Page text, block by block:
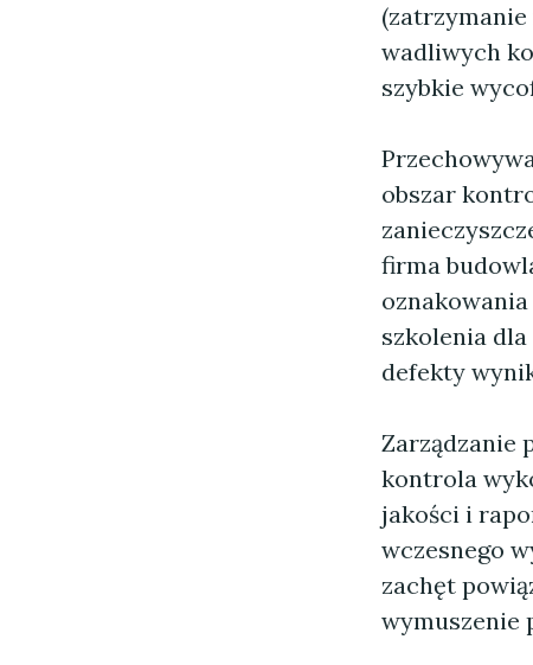
wadliwych
szybkie
obszar
firma
szkolenia
defekty
Zarządzanie
kontrola
jakości i
wczesnego
zachęt
wymuszenie